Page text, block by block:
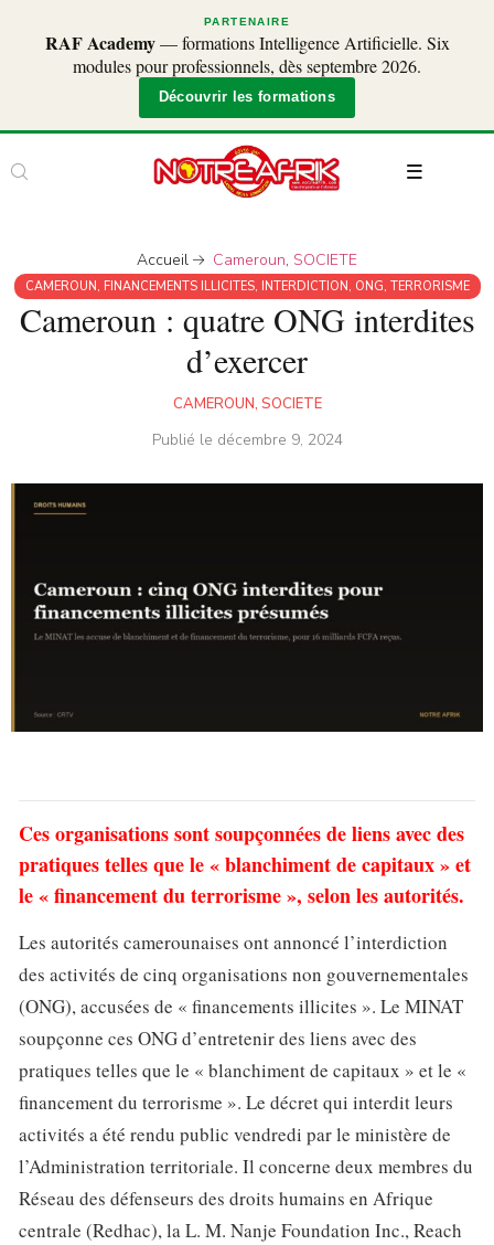
PARTENAIRE
RAF Academy— formations Intelligence Artificielle. Six
modules pour professionnels, dès septembre 2026.
Découvrir les formations
Accueil Cameroun, SOCIETE
CAMEROUN, FINANCEMENTS ILLICITES, INTERDICTION, ONG, TERRORISME
Cameroun : quatre ONG interdites
d’exercer
CAMEROUN, SOCIETE
Publié le décembre 9, 2024
Ces organisations sont soupçonnées de liens avec des
pratiques telles que le « blanchiment de capitaux » et
le « financement du terrorisme », selon les autorités.
Les autorités camerounaises ont annoncé l’interdiction
des activités de cinq organisations non gouvernementales
(ONG), accusées de « financements illicites ». Le MINAT
soupçonne ces ONG d’entretenir des liens avec des
pratiques telles que le « blanchiment de capitaux » et le «
financement du terrorisme ». Le décret qui interdit leurs
activités a été rendu public vendredi par le ministère de
l’Administration territoriale. Il concerne deux membres du
Réseau des défenseurs des droits humains en Afrique
centrale (Redhac), la L. M. Nanje Foundation Inc., Reach